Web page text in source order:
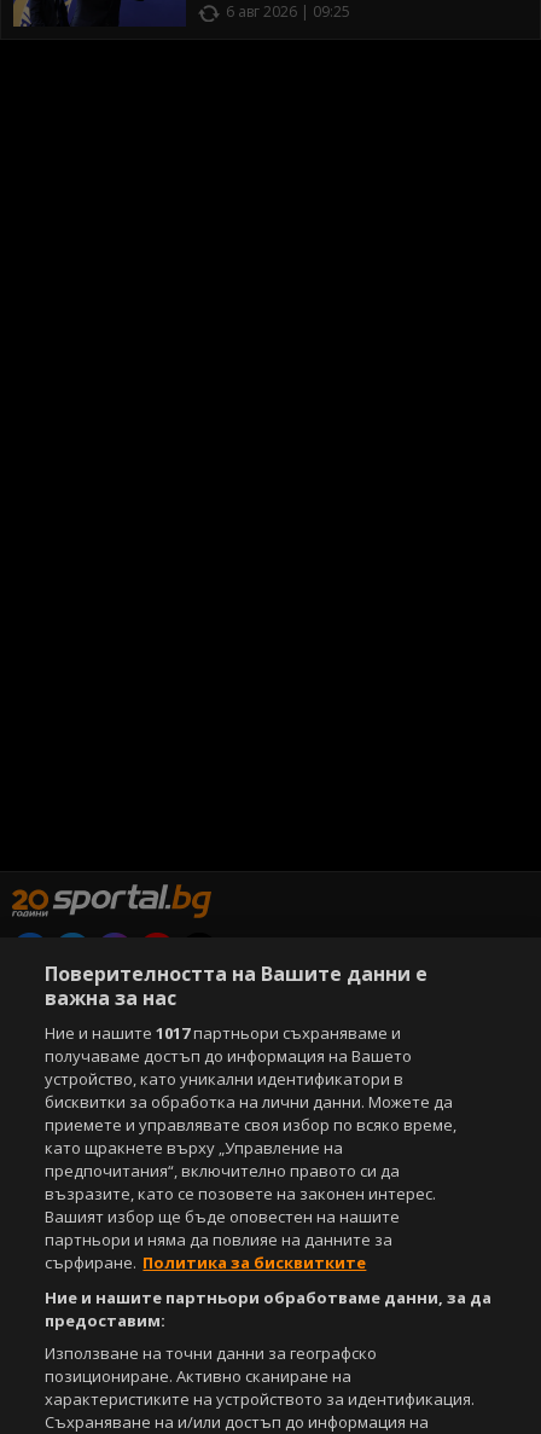
6 авг 2026 | 09:25
Copyright © 2007-2026 Агенция Спортал. Всички права запазени.
За нас Екип За рекламa
Общи условия
Етични правила на НСС
Лични данни
Управление на предпочитания
Съдържанието на този уеб сайт и технологиите, използвани в него, са
под закрила на Закона за авторското право и сродните му права.
Всички статии, репортажи, интервюта и други текстови, графични и
видео материали, публикувани в сайта, са собственост на Агенция
Спортал, освен ако изрично е посочено друго. Допуска се
публикуване на текстови материали само след писмено съгласие на
Агенция Спортал, посочване на източника и добавяне на линк към
www.sportal.bg. Използването на графични и видео материали,
публикувани в сайта, е строго забранено. Нарушителите ще бъдат
санкционирани с цялата строгост на закона.
СвалиБЕЗПЛАТНОТОприложение за:
Поверителността на Вашите данни е
важна за нас
Ние и нашите1017партньори съхраняваме и
получаваме достъп до информация на Вашето
устройство, като уникални идентификатори в
бисквитки за обработка на лични данни. Можете да
приемете и управлявате своя избор по всяко време,
като щракнете върху „Управление на
предпочитания“, включително правото си да
възразите, като се позовете на законен интерес.
Вашият избор ще бъде оповестен на нашите
партньори и няма да повлияе на данните за
сърфиране. Политика за бисквитките
Ние и нашите партньори обработваме данни, за да
предоставим:
Използване на точни данни за географско
позициониране. Активно сканиране на
характеристиките на устройството за идентификация.
Съхраняване на и/или достъп до информация на